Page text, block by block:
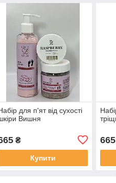
для п'ят від сухості
Вишня
₴
Купити
665